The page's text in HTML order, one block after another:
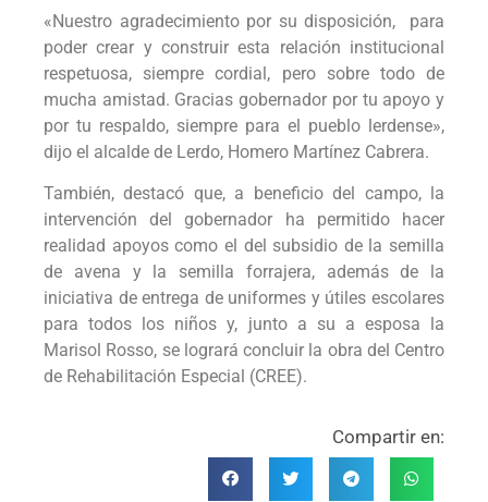
«Nuestro agradecimiento por su disposición, para
poder crear y construir esta relación institucional
respetuosa, siempre cordial, pero sobre todo de
mucha amistad. Gracias gobernador por tu apoyo y
por tu respaldo, siempre para el pueblo lerdense»,
dijo el alcalde de Lerdo, Homero Martínez Cabrera.
También, destacó que, a beneficio del campo, la
intervención del gobernador ha permitido hacer
realidad apoyos como el del subsidio de la semilla
de avena y la semilla forrajera, además de la
iniciativa de entrega de uniformes y útiles escolares
para todos los niños y, junto a su a esposa la
Marisol Rosso, se logrará concluir la obra del Centro
de Rehabilitación Especial (CREE).
Compartir en: